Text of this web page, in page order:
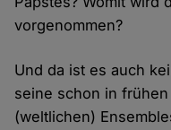
vorgenommen?
Und da ist es auch
seine schon in
(weltlichen)